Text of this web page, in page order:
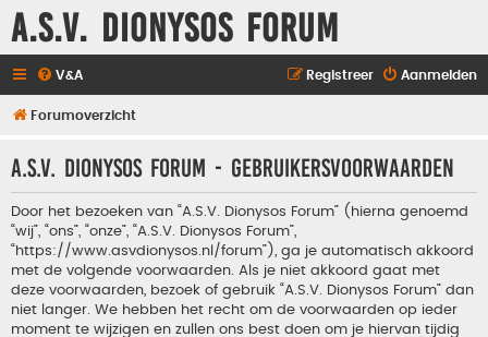
A.S.V. Dionysos Forum
V&A Aanmelden
Registreer
Forumoverzicht
A.S.V. Dionysos Forum - Gebruikersvoorwaarden
Door het bezoeken van “A.S.V. Dionysos Forum” (hierna genoemd
“wij”, “ons”, “onze”, “A.S.V. Dionysos Forum”,
“https://www.asvdionysos.nl/forum”), ga je automatisch akkoord
met de volgende voorwaarden. Als je niet akkoord gaat met
deze voorwaarden, bezoek of gebruik “A.S.V. Dionysos Forum” dan
niet langer. We hebben het recht om de voorwaarden op ieder
moment te wijzigen en zullen ons best doen om je hiervan tijdig